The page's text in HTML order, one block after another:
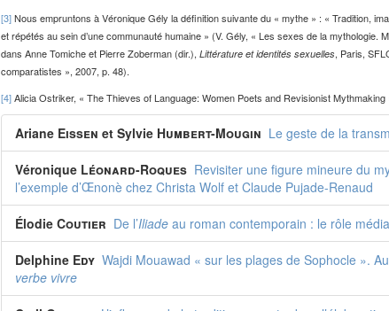
[3]Nous empruntons à Véronique Gély la définition suivante du « mythe » : « Tradition,
et répétés au sein d’une communauté humaine » (V. Gély, « Les sexes de la mythologie.
dans Anne Tomiche et Pierre Zoberman (dir.), Littérature et identités sexuelles, Paris,
comparatistes », 2007, p. 48).
[4]Alicia Ostriker, « The Thieves of Language: Women Poets and Revisionist Mythmaking
Ariane Eissen et Sylvie Humbert-Mougin Le geste de la
Véronique Léonard-Roques Revisiter une figure mineure du
l’exemple d’Œnonè chez Christa Wolf et Claude Pujade-Renaud
Élodie Coutier De l’Iliadeau roman contemporain : le rôle
Delphine Edy Wajdi Mouawad « sur les plages de Sophocle ».
verbe vivre